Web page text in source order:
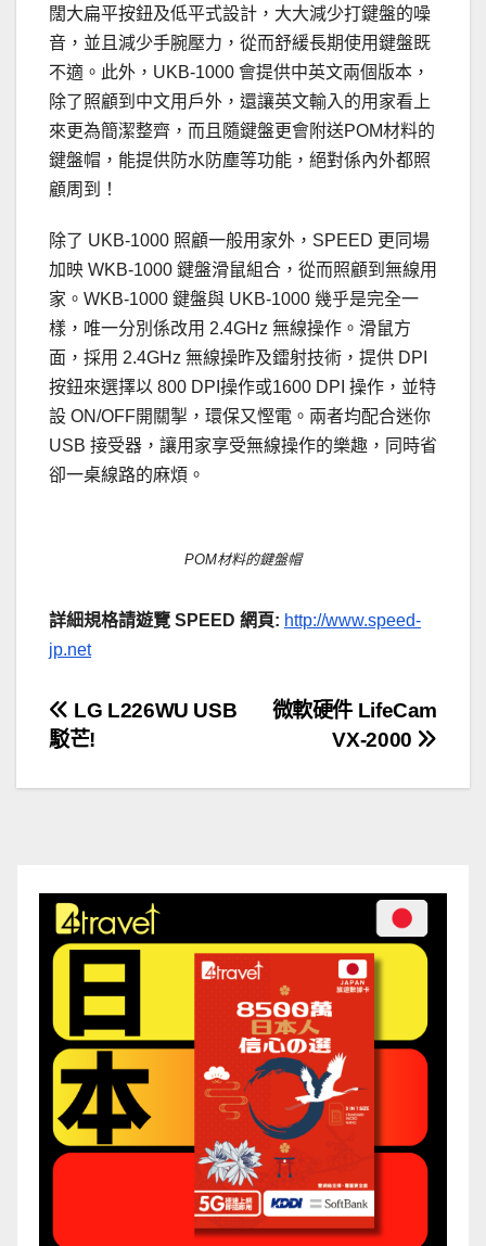
闊大扁平按鈕及低平式設計，大大減少打鍵盤的噪
音，並且減少手腕壓力，從而舒緩長期使用鍵盤既
不適。此外，UKB-1000 會提供中英文兩個版本，
除了照顧到中文用戶外，還讓英文輸入的用家看上
來更為簡潔整齊，而且隨鍵盤更會附送POM材料的
鍵盤帽，能提供防水防塵等功能，絕對係內外都照
顧周到！
除了 UKB-1000 照顧一般用家外，SPEED 更同場
加映 WKB-1000 鍵盤滑鼠組合，從而照顧到無線用
家。WKB-1000 鍵盤與 UKB-1000 幾乎是完全一
樣，唯一分別係改用 2.4GHz 無線操作。滑鼠方
面，採用 2.4GHz 無線操昨及鐳射技術，提供 DPI
按鈕來選擇以 800 DPI操作或1600 DPI 操作，並特
設 ON/OFF開關掣，環保又慳電。兩者均配合迷你
USB 接受器，讓用家享受無線操作的樂趣，同時省
卻一桌線路的麻煩。
POM材料的鍵盤帽
詳細規格請遊覽 SPEED 網頁: http://www.speed-
jp.net
文
章
微軟硬件 LifeCam
VX-2000
LG L226WU USB
駁芒!